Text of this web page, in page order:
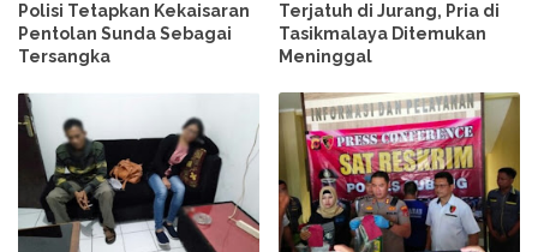
Polisi Tetapkan Kekaisaran
Pentolan Sunda Sebagai
Tersangka
Terjatuh di Jurang, Pria di
Tasikmalaya Ditemukan
Meninggal